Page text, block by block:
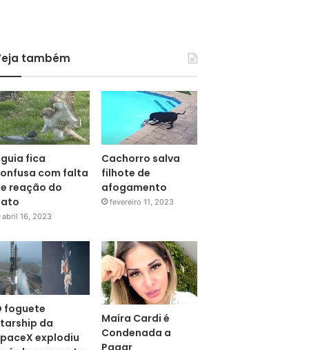
também
fica
com falta
reação do
abril 16, 2023
Cachorro salva
filhote de
afogamento
fevereiro 11, 2023
foguete
da
explodiu
Maíra Cardi é
Condenada a